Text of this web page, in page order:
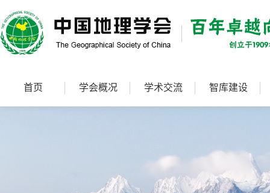
首页 学会概况 学术交流 智库建设